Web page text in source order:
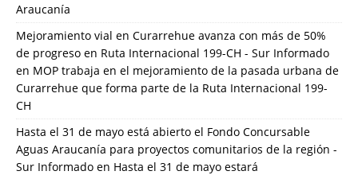
Araucanía
Mejoramiento vial en Curarrehue avanza con más de 50%
de progreso en Ruta Internacional 199-CH - Sur Informado
en MOP trabaja en el mejoramiento de la pasada urbana de
Curarrehue que forma parte de la Ruta Internacional 199-
CH
Hasta el 31 de mayo está abierto el Fondo Concursable
Aguas Araucanía para proyectos comunitarios de la región -
Sur Informado en Hasta el 31 de mayo estará